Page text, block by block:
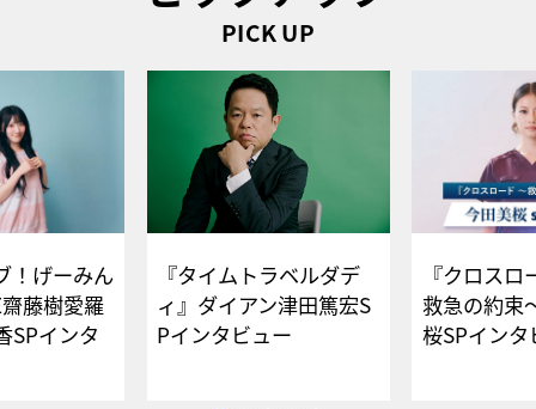
PICK UP
！げーみん
藤樹愛羅
SPインタ
『タイムトラベルダデ
ィ』ダイアン津田篤宏S
Pインタビュー
『クロス
救急の約束
桜SPイ